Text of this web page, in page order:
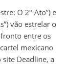
vão estrelar o
entre os
mexicano
site Deadline, a